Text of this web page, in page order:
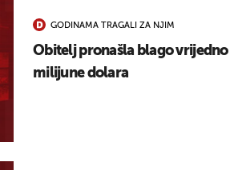
GODINAMA TRAGALI ZA NJIM
Obitelj pronašla blago vrijedno
milijune dolara
UKLJUČITE NOTIFIKACIJE